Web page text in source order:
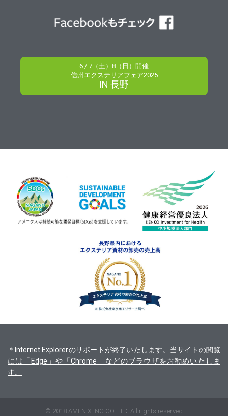
6 / 7（土）8（日）開催
信州エクステリアフェア2025
IN 長野
＊Internet Explorerのサポートが終了いたします。当サイトの閲覧
には「Edge」や「Chrome」などのブラウザをお勧めいたしま
す。
© 2018 AMENIX INC CO. LTD. All rights reserved